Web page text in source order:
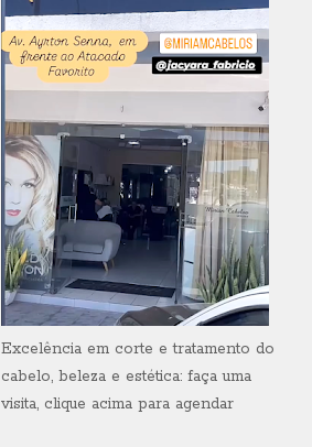
Excelência em corte e tratamento do
cabelo, beleza e estética: faça uma
visita, clique acima para agendar